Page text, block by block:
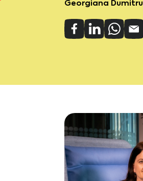
Georgiana Dumitru